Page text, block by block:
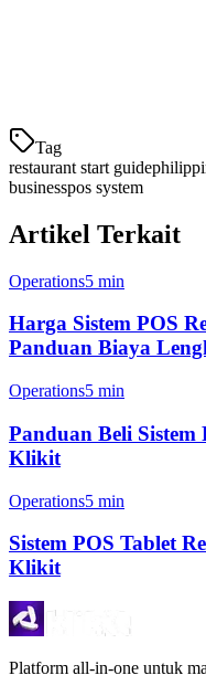
Tag
restaurant start guide
businesspos system
Artikel Terkait
Operations5 min
Harga Sistem POS
Panduan Biaya
Operations5 min
Panduan Beli Sistem
Klikit
Operations5 min
Sistem POS Tablet
Klikit
Platform all-in-one untuk